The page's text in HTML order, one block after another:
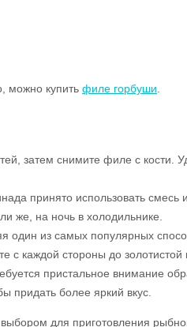
можно купить филе горбуши
затем снимите филе с кости.
принято использовать смесь
же, на ночь в холодильнике.
из самых популярных
каждой стороны до золотистой
пристальное внимание
придать более яркий вкус.
для приготовления